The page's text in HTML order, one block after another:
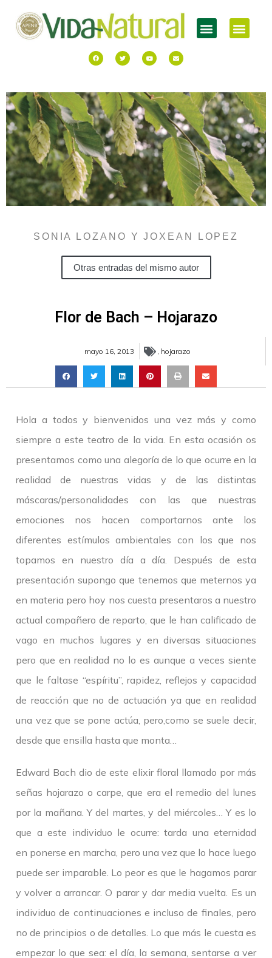
SONIA LOZANO Y JOXEAN LOPEZ
Otras entradas del mismo autor
Flor de Bach – Hojarazo
mayo 16, 2013 , hojarazo
Hola a todos y bienvenidos una vez más y como
siempre a este teatro de la vida. En esta ocasión os
presentamos como una alegoría de lo que ocurre en la
realidad de nuestras vidas y de las distintas
máscaras/personalidades con las que nuestras
emociones nos hacen comportarnos ante los
diferentes estímulos ambientales con los que nos
topamos en nuestro día a día. Después de esta
presentación supongo que tenemos que meternos ya
en materia pero hoy nos cuesta presentaros a nuestro
actual compañero de reparto, que le han calificado de
vago en muchos lugares y en diversas situaciones
pero que en realidad no lo es aunque a veces siente
que le faltase “espíritu”, rapidez, reflejos y capacidad
de reacción que no de actuación ya que en realidad
una vez que se pone actúa, pero,como se suele decir,
desde que ensilla hasta que monta…
Edward Bach dio de este elixir floral llamado por más
señas hojarazo o carpe, que era el remedio del lunes
por la mañana. Y del martes, y del miércoles… Y es lo
que a este individuo le ocurre: tarda una eternidad
en ponerse en marcha, pero una vez que lo hace luego
puede ser imparable. Lo peor es que le hagamos parar
y volver a arrancar. O parar y dar media vuelta. Es un
individuo de continuaciones e incluso de finales, pero
no de principios o de detalles. Lo que más le cuesta es
empezar lo que sea: el día, la semana, sentarse a ver